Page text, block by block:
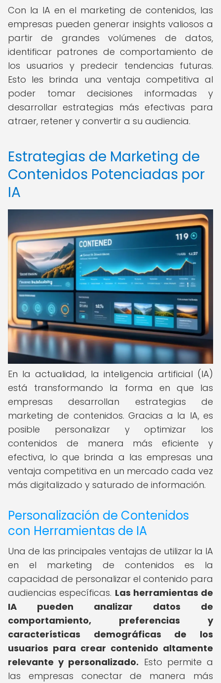
Con la IA en el marketing de contenidos, las
empresas pueden generar insights valiosos a
partir de grandes volúmenes de datos,
identificar patrones de comportamiento de
los usuarios y predecir tendencias futuras.
Esto les brinda una ventaja competitiva al
poder tomar decisiones informadas y
desarrollar estrategias más efectivas para
atraer, retener y convertir a su audiencia.
Estrategias de Marketing de
Contenidos Potenciadas por
IA
En la actualidad, la inteligencia artificial (IA)
está transformando la forma en que las
empresas desarrollan estrategias de
marketing de contenidos. Gracias a la IA, es
posible personalizar y optimizar los
contenidos de manera más eficiente y
efectiva, lo que brinda a las empresas una
ventaja competitiva en un mercado cada vez
más digitalizado y saturado de información.
Personalización de Contenidos
con Herramientas de IA
Una de las principales ventajas de utilizar la IA
en el marketing de contenidos es la
capacidad de personalizar el contenido para
audiencias específicas. Las herramientas de
IA pueden analizar datos de
comportamiento, preferencias y
características demográficas de los
usuarios para crear contenido altamente
relevante y personalizado. Esto permite a
las empresas conectar de manera más